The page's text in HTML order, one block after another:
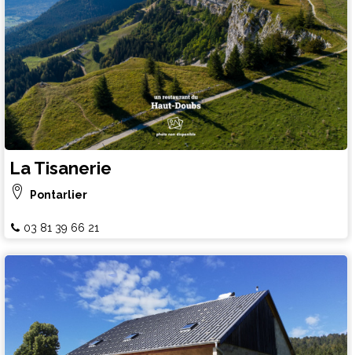
La Tisanerie
Pontarlier
03 81 39 66 21